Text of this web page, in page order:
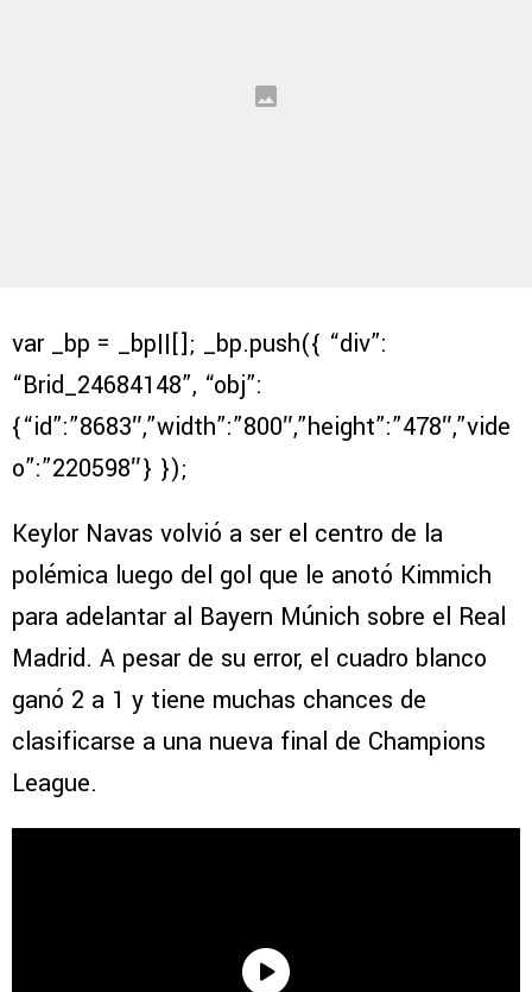
var _bp = _bp||[]; _bp.push({ “div”:
“Brid_24684148”, “obj”:
{“id”:”8683″,”width”:”800″,”height”:”478″,”vide
o”:”220598″} });
Keylor Navas volvió a ser el centro de la
polémica luego del gol que le anotó Kimmich
para adelantar al Bayern Múnich sobre el Real
Madrid. A pesar de su error, el cuadro blanco
ganó 2 a 1 y tiene muchas chances de
clasificarse a una nueva final de Champions
League.